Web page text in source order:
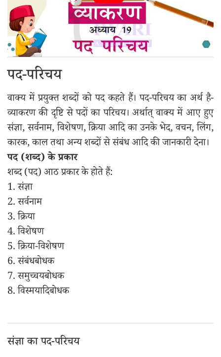
पद-परिचय
वाक्य में प्रयुक्त शब्दों को पद कहते हैं। पद-परिचय का अर्थ है-
व्याकरण की दृष्टि से पदों का परिचय। अर्थात् वाक्य में आए हुए
संज्ञा, सर्वनाम, विशेषण, क्रिया आदि का उनके भेद, वचन, लिंग,
कारक, काल तथा अन्य शब्दों से संबंध आदि की जानकारी देना।
पद (शब्द) के प्रकार
शब्द (पद) आठ प्रकार के होते हैं:
1. संज्ञा
2. सर्वनाम
3. क्रिया
4. विशेषण
5. क्रिया-विशेषण
6. संबंधबोधक
7. समुच्चयबोधक
8. विस्मयादिबोधक
संज्ञा का पद-परिचय